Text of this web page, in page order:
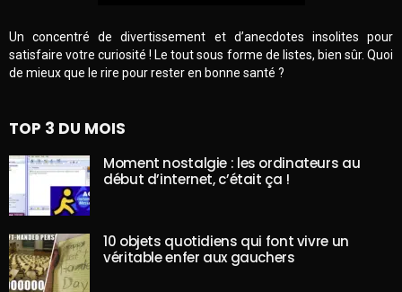
Un concentré de divertissement et d’anecdotes insolites pour
satisfaire votre curiosité ! Le tout sous forme de listes, bien sûr. Quoi
de mieux que le rire pour rester en bonne santé ?
TOP 3 DU MOIS
Moment nostalgie : les ordinateurs au
début d’internet, c’était ça !
10 objets quotidiens qui font vivre un
véritable enfer aux gauchers